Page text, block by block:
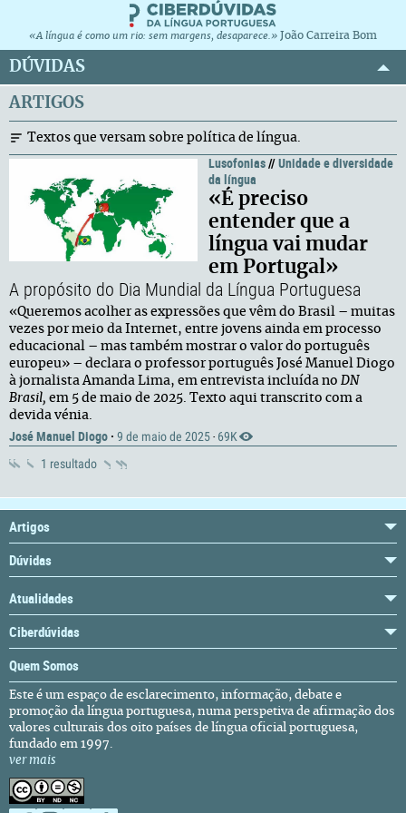
«A língua é como um rio: sem margens, desaparece.» João Carreira Bom
DÚVIDAS
ARTIGOS
Textos que versam sobre política de língua.
Lusofonias//Unidade e diversidade
da língua
«É preciso
entender que a
língua vai mudar
em Portugal»
A propósito do Dia Mundial da Língua Portuguesa
«Queremos acolher as expressões que vêm do Brasil – muitas
vezes por meio da Internet, entre jovens ainda em processo
educacional – mas também mostrar o valor do português
europeu» – declara o professor português José Manuel Diogo
à jornalista Amanda Lima, em entrevista incluída no DN
Brasil, em 5 de maio de 2025. Texto aqui transcrito com a
devida vénia.
José Manuel Diogo · 9 de maio de 2025 · 69K
1 resultado
Artigos
Dúvidas
Atualidades
Ciberdúvidas
Quem Somos
Este é um espaço de esclarecimento, informação, debate e
promoção da língua portuguesa, numa perspetiva de afirmação dos
valores culturais dos oito países de língua oficial portuguesa,
fundado em 1997.
ver mais